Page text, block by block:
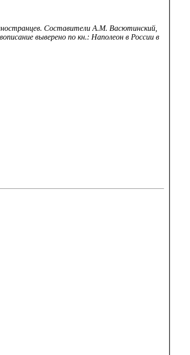
Составители А.М. Васютинский,
выверено по кн.: Наполеон в России в